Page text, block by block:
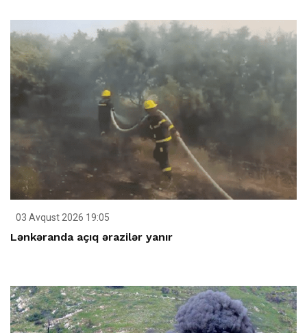
03 Avqust 2026 19:05
Lənkəranda açıq ərazilər yanır